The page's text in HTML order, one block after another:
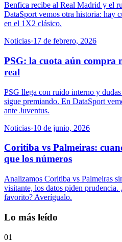
Benfica recibe al Real Madrid y el
DataSport vemos otra historia: hay
en el 1X2 clásico.
Noticias·17 de febrero, 2026
PSG: la cuota aún compra
real
PSG llega con ruido interno y
sigue premiando. En DataSport
ante Juventus.
Noticias·10 de junio, 2026
Coritiba vs Palmeiras:
que los números
Analizamos Coritiba vs Palmeiras
visitante, los datos piden prudencia.
favorito? Averígualo.
Lo más leído
01